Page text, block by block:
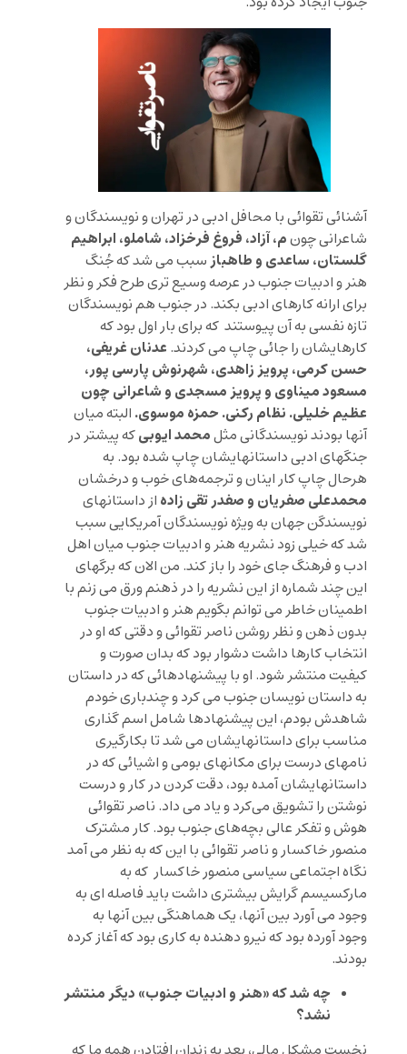
آشنائی تقوائی با محافل ادبی در تهران و نویسندگان و
شاعرانی چونم، آزاد، فروغ فرخزاد، شاملو، ابراهیم
گلستان، ساعدی و طاهباز سبب می شد که جُنگ
هنر و ادبیات جنوب در عرصه وسیع تری طرح فکر و نظر
برای ارانه کارهای ادبی بکند. در جنوب هم نویسندگان
تازه نفسی به آن پیوستند که برای بار اول بود که
کارهایشان را جائی چاپ می کردند. عدنان غریفی،
حسن کرمی، پرویز زاهدی، شهرنوش پارسی پور،
مسعود میناوی و پرویز مسجدی و شاعرانی چون
عظیم خلیلی. نظام رکنی. حمزه موسوی. البته میان
آنها بودند نویسندگانی مثلمحمد ایوبیکه پیشتر در
جنگهای ادبی داستانهایشان چاپ شده بود. به
هرحال چاپ کار اینان و ترجمه‌های خوب و درخشان
محمدعلی صفریان و صفدر تقی زاده از داستانهای
نویسندگن جهان به ویژه نویسندگان آمریکایی سبب
شد که خیلی زود نشریه هنر و ادبیات جنوب میان اهل
ادب و فرهنگ جای خود را باز کند. من الان که برگهای
این چند شماره از این نشریه را در ذهنم ورق می زنم با
اطمینان خاطر می توانم بگویم هنر و ادبیات جنوب
بدون ذهن و نظر روشن ناصر تقوائی و دقتی که او در
انتخاب کارها داشت دشوار بود که بدان صورت و
کیفیت منتشر شود. او با پیشنهادهائی که در داستان
به داستان نویسان جنوب می کرد و چندباری خودم
شاهدش بودم، این پیشنهادها شامل اسم گذاری
مناسب برای داستانهایشان می شد تا بکارگیری
نامهای درست برای مکانهای بومی و اشیائی که در
داستانهایشان آمده بود، دقت کردن در کار و درست
نوشتن را تشویق می‌کرد و یاد می داد. ناصر تقوائی
هوش و تفکر عالی بچه‌های جنوب بود. کار مشترک
منصور خاکسار و ناصر تقوائی با این که به نظر می آمد
نگاه اجتماعی سیاسی منصور خاکسار که به
مارکسیسم گرایش بیشتری داشت باید فاصله ای به
وجود می آورد بین آنها، یک هماهنگی بین آنها به
وجود آورده بود که نیرو دهنده به کاری بود که آغاز کرده
بودند.
چه شد که «هنر و ادبیات جنوب» دیگر منتشر
نشد؟